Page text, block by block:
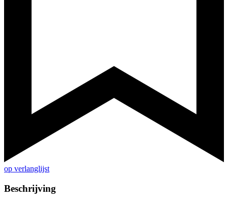
op verlanglijst
Beschrijving